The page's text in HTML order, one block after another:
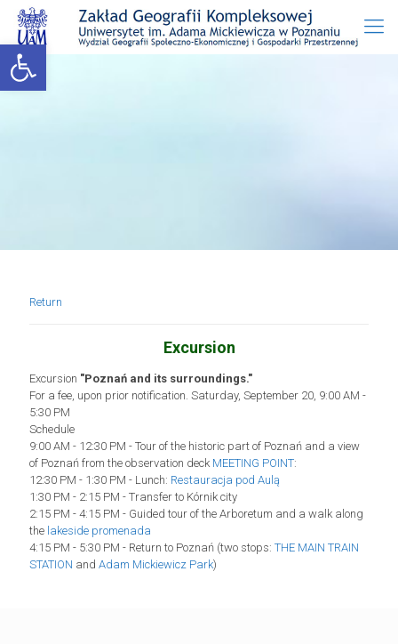
Open toolbar
Return
Excursion
Excursion "Poznań and its surroundings."
For a fee, upon prior notification. Saturday, September 20, 9:00 AM -
5:30 PM
Schedule
9:00 AM - 12:30 PM - Tour of the historic part of Poznań and a view
of Poznań from the observation deck MEETING POINT:
12:30 PM - 1:30 PM - Lunch: Restauracja pod Aulą
1:30 PM - 2:15 PM - Transfer to Kórnik city
2:15 PM - 4:15 PM - Guided tour of the Arboretum and a walk along
the lakeside promenada
4:15 PM - 5:30 PM - Return to Poznań (two stops: THE MAIN TRAIN
STATION and Adam Mickiewicz Park)